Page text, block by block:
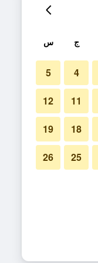
ج س
4
5
11
12
18
19
25
26